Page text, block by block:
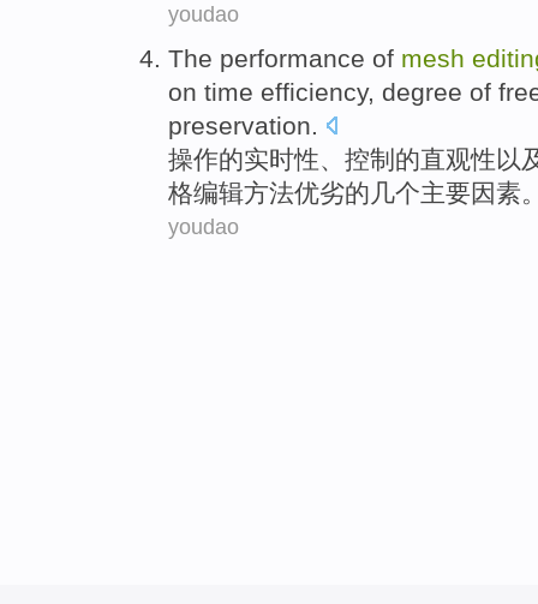
youdao
The performance of mesh
on time efficiency, degree of
preservation.
操作的实时性、 控制 的直观性以
格编辑方法优劣的几个主要因素
youdao